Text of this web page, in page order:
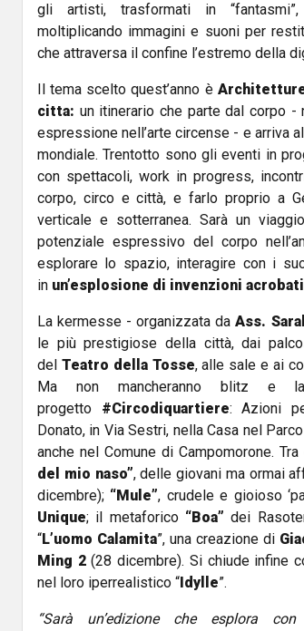
gli artisti, trasformati in “fantasmi”,
moltiplicando immagini e suoni per
che attraversa il confine l’estremo della
Il tema scelto quest’anno è
citta: un itinerario che parte dal corpo
espressione nell’arte circense - e arriva
mondiale. Trentotto sono gli eventi in
con spettacoli, work in progress,
corpo, circo e città, e farlo proprio a
verticale e sotterranea. Sarà un
potenziale espressivo del corpo
esplorare lo spazio, interagire con i
in un’esplosione di invenzioni
La kermesse - organizzata daAss.
le più prestigiose della città, dai
del Teatro della Tosse, alle sale e ai
Ma non mancheranno blitz e
progetto #Circodiquartiere: Azioni
Donato, in Via Sestri, nella Casa nel
anche nel Comune di Campomorone. Tra
del mio naso”, delle giovani ma ormai
dicembre); “Mule”, crudele e gioioso
Unique; il metaforico “Boa” dei
“L’uomo Calamita”, una creazione di
Ming 2(28 dicembre). Si chiude infine
nel loro iperrealistico “ Idylle”.
“Sarà un’edizione che esplora